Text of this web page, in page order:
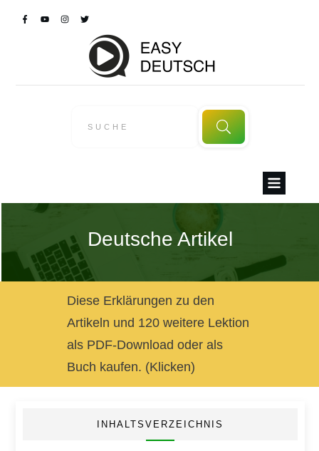
Deutsche Artikel
Diese Erklärungen zu den
Artikeln und 120 weitere Lektion
als PDF-Download oder als
Buch kaufen. (Klicken)
INHALTSVERZEICHNIS